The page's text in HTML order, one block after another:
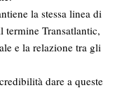
la stessa linea di
Transatlantic,
e la relazione tra gli
dare a queste